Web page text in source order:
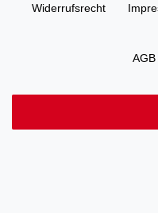
Widerrufs­recht
AGB